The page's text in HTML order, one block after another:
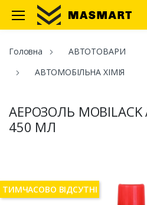
Masmart
Головна
АВТОТОВАРИ
АВТОМОБІЛЬНА ХІМІЯ
АЕРОЗОЛЬ
450 МЛ
ТИМЧАСОВО ВІДСУТНІ